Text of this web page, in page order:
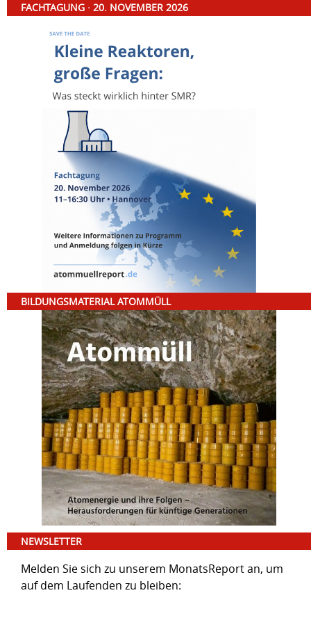
FACHTAGUNG · 20. NOVEMBER 2026
BILDUNGSMATERIAL ATOMMÜLL
NEWSLETTER
Melden Sie sich zu unserem MonatsReport an, um
auf dem Laufenden zu bleiben: